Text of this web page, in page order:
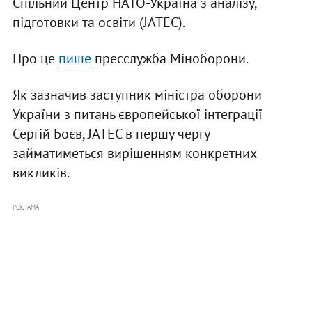
підготовки та освіти (JATEC).
Про це пишепресслужба Міноборони.
Як зазначив заступник міністра оборони
України з питань європейської інтеграції
Сергій Боєв, JATEC в першу чергу
займатиметься вирішенням конкретних
викликів.
РЕКЛАМА